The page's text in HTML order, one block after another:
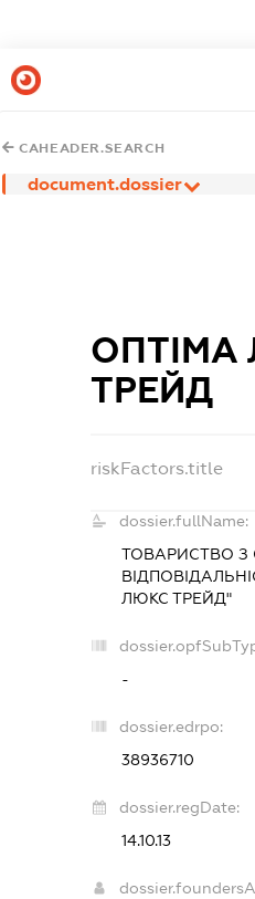
CAHEADER.SEARCH
document.dossier
ОПТІМА
ТРЕЙД
riskFactors.title
dossier.fullName:
ТОВАРИСТВО
ЛЮКС ТРЕЙД"
-
dossier.edrpo:
38936710
dossier.regDate:
14.10.13